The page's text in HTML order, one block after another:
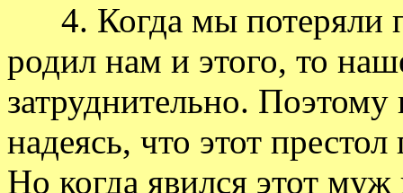
4. Когда мы потеряли
родил нам и этого, то
затруднительно.
надеясь, что этот
Но когда явился этот муж